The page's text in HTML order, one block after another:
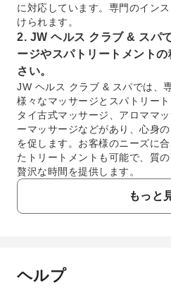
に対応しています。専門のイン
けられます。
2. JW ヘルス クラブ & スパ
ージやスパトリートメント
さい。
JW ヘルス クラブ & スパでは、
様々なマッサージとスパトリー
タイ古式マッサージ、アロママ
ーマッサージなどがあり、心身
を促します。お客様のニーズに
たトリートメントも可能で、質
贅沢な時間を提供します。
3. JW ヘルス クラブ & スパ
ートメントの予約方法を教え
せいただくか、ホテルのフロン
もっと
よくあるご質問
ヘルプ